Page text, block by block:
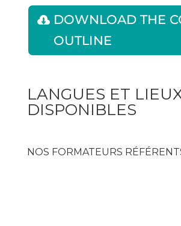
DOWNLOAD THE
OUTLINE
LANGUES ET
DISPONIBLES
NOS FORMATEURS